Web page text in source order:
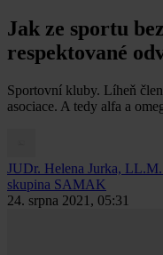
Jak ze sportu
respektované
Sportovní kluby. Líheň
asociace. A tedy alfa a
JUDr. Helena Jurka, LL.M.
skupina SAMAK
24. srpna 2021, 05:31